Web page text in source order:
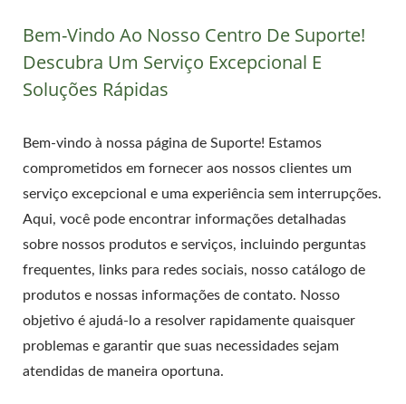
Bem-Vindo Ao Nosso Centro De Suporte!
Descubra Um Serviço Excepcional E
Soluções Rápidas
Bem-vindo à nossa página de Suporte! Estamos
comprometidos em fornecer aos nossos clientes um
serviço excepcional e uma experiência sem interrupções.
Aqui, você pode encontrar informações detalhadas
sobre nossos produtos e serviços, incluindo perguntas
frequentes, links para redes sociais, nosso catálogo de
produtos e nossas informações de contato. Nosso
objetivo é ajudá-lo a resolver rapidamente quaisquer
problemas e garantir que suas necessidades sejam
atendidas de maneira oportuna.